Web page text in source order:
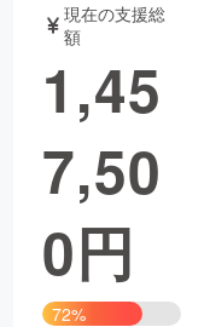
書籍・雑誌
チャレンジ
Creation
現在の支援総
額
1,45
7,50
0円
72%